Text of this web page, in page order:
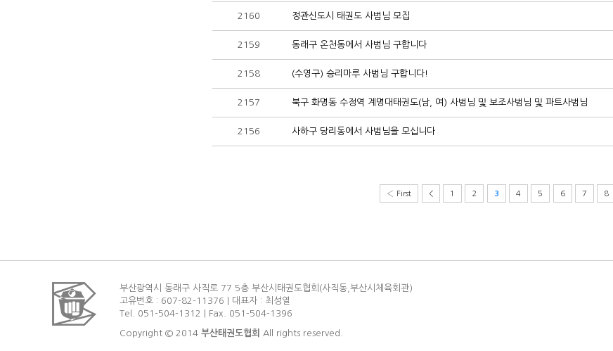
2160 정관신도시 태권도 사범님 모집
2159 동래구 온천동에서 사범님 구합니다
2158 (수영구) 승리마루 사범님 구합니다!
2157 북구 화명동 수정역 계명대태권도(남, 여) 사범님 및 보조사범님 및 파트사범님
2156 사하구 당리동에서 사범님을 모십니다
‹ First < 1 2 3 4 5 6 7 8
부산광역시 동래구 사직로 77 5층 부산시태권도협회(사직동,부산시체육회관)
고유번호 : 607-82-11376 | 대표자 : 최성열
Tel. 051-504-1312 | Fax. 051-504-1396
Copyright © 2014 부산태권도협회 All rights reserved.